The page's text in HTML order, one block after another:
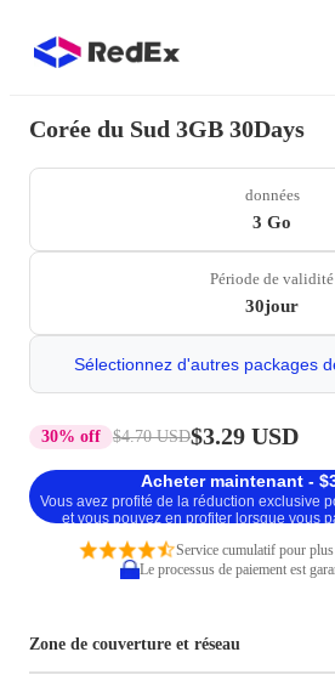
Corée du Sud 3GB 30Days
données
3 Go
Période de validité
30jour
Sélectionnez d'autres packages
30% off $4.70 USD$3.29 USD
Acheter maintenant -
Vous avez profité de la réduction exclusive
et vous pouvez en profiter lorsque vous
Service cumulatif pour
Le processus de paiement est
Zone de couverture et réseau